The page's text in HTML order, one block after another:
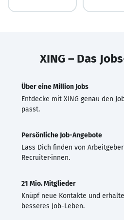
XING – Das
Über eine Million Jobs
Entdecke mit XING genau den
passt.
Persönliche Job-Angebote
Lass Dich finden von
Recruiter·innen.
21 Mio. Mitglieder
Knüpf neue Kontakte und
besseres Job-Leben.